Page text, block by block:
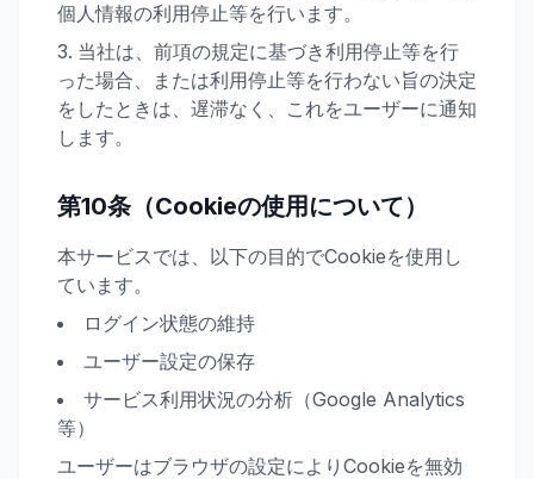
個人情報の利用停止等を行います。
当社は、前項の規定に基づき利用停止等を行
った場合、または利用停止等を行わない旨の決定
をしたときは、遅滞なく、これをユーザーに通知
します。
第10条（Cookieの使用について）
本サービスでは、以下の目的でCookieを使用し
ています。
ログイン状態の維持
ユーザー設定の保存
サービス利用状況の分析（Google Analytics
等）
ユーザーはブラウザの設定によりCookieを無効